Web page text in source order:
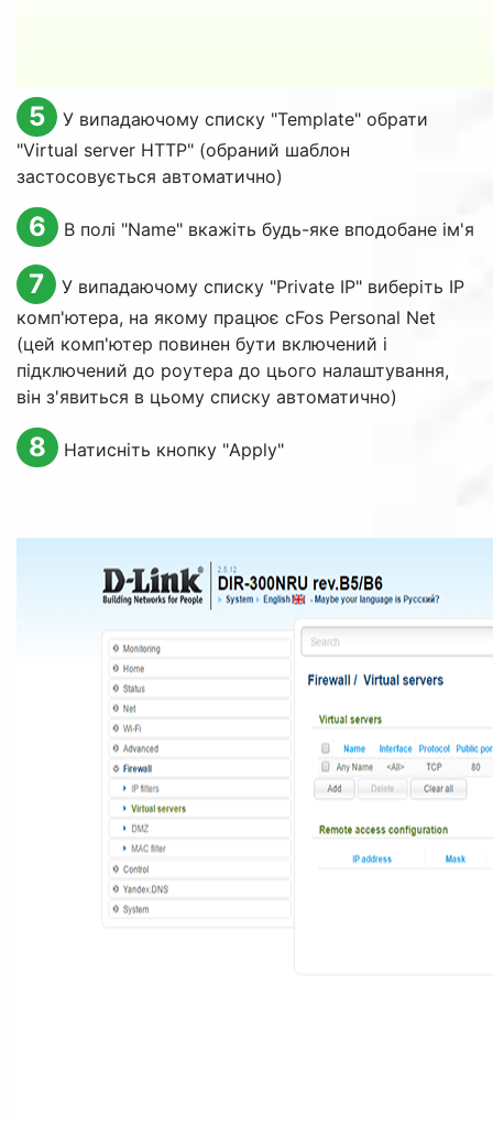
5 У випадаючому списку "Template" обрати
"Virtual server HTTP" (обраний шаблон
застосовується автоматично)
6 В полі "Name" вкажіть будь-яке вподобане ім'я
7 У випадаючому списку "Private IP" виберіть IP
комп'ютера, на якому працює cFos Personal Net
(цей комп'ютер повинен бути включений і
підключений до роутера до цього налаштування,
він з'явиться в цьому списку автоматично)
8 Натисніть кнопку "Apply"